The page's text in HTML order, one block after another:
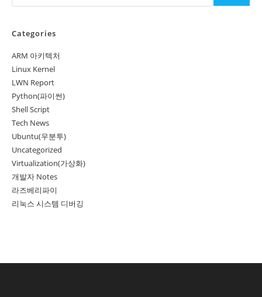
Categories
ARM 아키텍처
Linux Kernel
LWN Report
Python(파이썬)
Shell Script
Tech News
Ubuntu(우분투)
Uncategorized
Virtualization(가상화)
개발자 Notes
라즈베리파이
리눅스 시스템 디버깅